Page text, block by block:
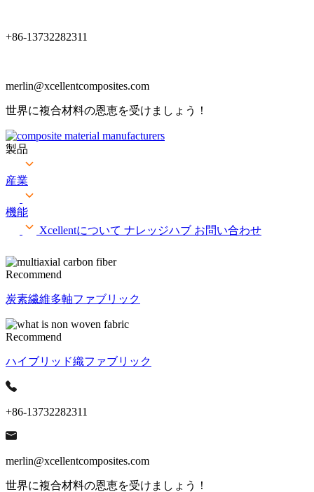
+86-13732282311
merlin@xcellentcomposites.com
世界に複合材料の恩恵を受けましょう！
製品
産業
機能
Xcellentについて ナレッジハブ お問い合わせ
Recommend
炭素繊維多軸ファブリック
Recommend
ハイブリッド織ファブリック
+86-13732282311
merlin@xcellentcomposites.com
世界に複合材料の恩恵を受けましょう！